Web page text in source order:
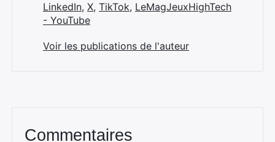
LinkedIn, X, TikTok, LeMagJeuxHighTech
- YouTube
Voir les publications de l'auteur
Commentaires